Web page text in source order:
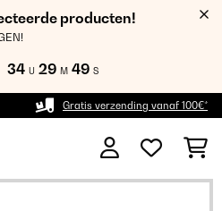
producten!
34 U 29 M 49 S
Gratis verzending vanaf 100€*